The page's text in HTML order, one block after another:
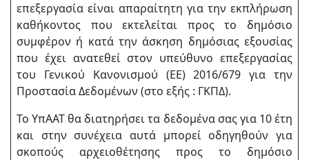
επεξεργασία είναι απαραίτητη για την εκπλήρωση
καθήκοντος που εκτελείται προς το δημόσιο
συμφέρον ή κατά την άσκηση δημόσιας εξουσίας
που έχει ανατεθεί στον υπεύθυνο επεξεργασίας
του Γενικού Κανονισμού (ΕΕ) 2016/679 για την
Προστασία Δεδομένων (στο εξής : ΓΚΠΔ).
Το ΥπΑΑΤ θα διατηρήσει τα δεδομένα σας για 10 έτη
και στην συνέχεια αυτά μπορεί οδηγηθούν για
σκοπούς αρχειοθέτησης προς το δημόσιο